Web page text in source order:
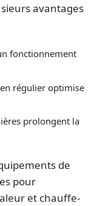
avantages
fonctionnement
régulier optimise
prolongent la
de
pour
et chauffe-